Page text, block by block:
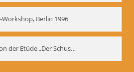
Berlin 1996
Demonstration der Etüde „Der Schuss mit dem Bogen“ durch Gennadij Nikolajewitsch Bogdanow, Berlin 1991